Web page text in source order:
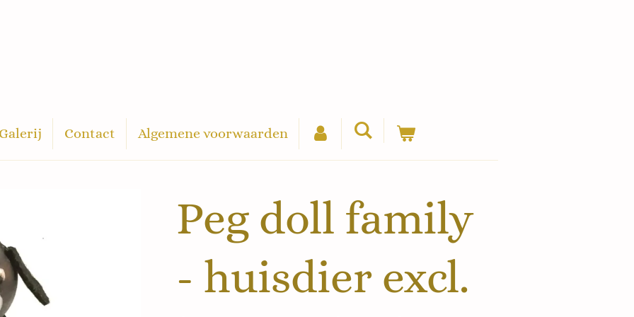
Galerij Contact Algemene voorwaarden
Peg doll family
- huisdier excl.